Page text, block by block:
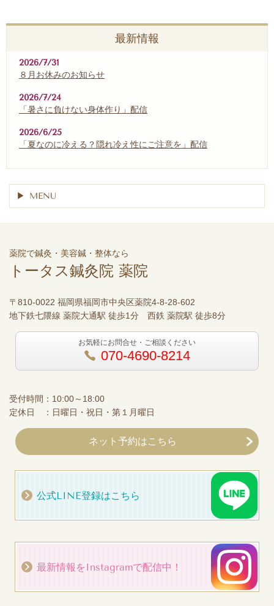
最新情報
2026/7/31
８月お休みのお知らせ
2026/7/24
「暑さに負けない身体作り」配信
2026/6/25
「夏なのに冷える？隠れ冷え性にご注意を」配信
MENU
薬院で鍼灸・美容鍼・整体なら
トータス鍼灸院 薬院
〒810-0022 福岡県福岡市中央区薬院4-8-28-602
地下鉄七隈線 薬院大通駅 徒歩1分 西鉄 薬院駅 徒歩8分
お気軽にお問合せ・ご相談ください
070-4690-8214
受付時間：10:00～18:00
定休日 ：日曜日・祝日・第１月曜日
ネット予約はこちら
公式LINE登録はこちら
最新情報をInstagramで配信中！